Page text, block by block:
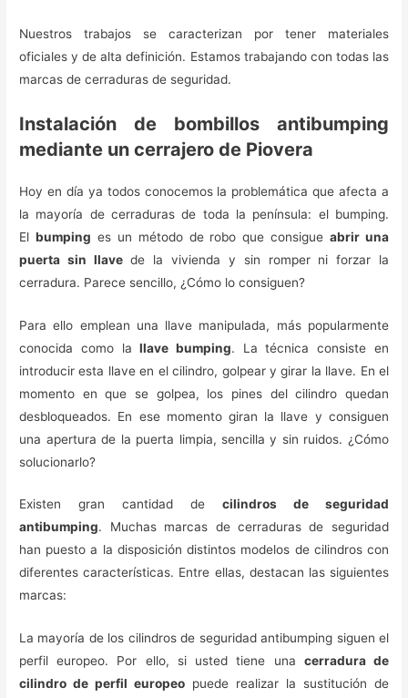
Nuestros trabajos se caracterizan por tener materiales
oficiales y de alta definición. Estamos trabajando con todas las
marcas de cerraduras de seguridad.
Instalación de bombillos antibumping
mediante un cerrajero de Piovera
Hoy en día ya todos conocemos la problemática que afecta a
la mayoría de cerraduras de toda la península: el bumping.
El bumping es un método de robo que consigueabrir una
puerta sin llavede la vivienda y sin romper ni forzar la
cerradura. Parece sencillo, ¿Cómo lo consiguen?
Para ello emplean una llave manipulada, más popularmente
conocida como lallave bumping. La técnica consiste en
introducir esta llave en el cilindro, golpear y girar la llave. En el
momento en que se golpea, los pines del cilindro quedan
desbloqueados. En ese momento giran la llave y consiguen
una apertura de la puerta limpia, sencilla y sin ruidos. ¿Cómo
solucionarlo?
Existen gran cantidad de cilindros de seguridad
antibumping. Muchas marcas de cerraduras de seguridad
han puesto a la disposición distintos modelos de cilindros con
diferentes características. Entre ellas, destacan las siguientes
marcas:
La mayoría de los cilindros de seguridad antibumping siguen el
perfil europeo. Por ello, si usted tiene una cerradura de
cilindro de perfil europeo puede realizar la sustitución de